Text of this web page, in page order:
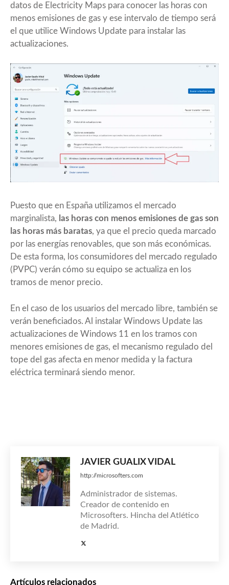
datos de Electricity Maps para conocer las horas con
menos emisiones de gas y ese intervalo de tiempo será
el que utilice Windows Update para instalar las
actualizaciones.
Puesto que en España utilizamos el mercado
marginalista, las horas con menos emisiones de gas son
las horas más baratas, ya que el precio queda marcado
por las energías renovables, que son más económicas.
De esta forma, los consumidores del mercado regulado
(PVPC) verán cómo su equipo se actualiza en los
tramos de menor precio.
En el caso de los usuarios del mercado libre, también se
verán beneficiados. Al instalar Windows Update las
actualizaciones de Windows 11 en los tramos con
menores emisiones de gas, el mecanismo regulado del
tope del gas afecta en menor medida y la factura
eléctrica terminará siendo menor.
JAVIER GUALIX VIDAL
http://microsofters.com
Administrador de sistemas.
Creador de contenido en
Microsofters. Hincha del Atlético
de Madrid.
Artículos relacionados